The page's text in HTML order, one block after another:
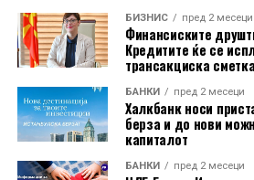
отсто. Луксембург бил
цените биле пониски од пред
отсто.
Индексот на производствените
промените на продажните цени
домашниот пазар при излезот од
не ги опфаќа увозните производи
БИЗНИС пред 2 месеци
Финансиските
Кредитите ќе се
трансакциска сметка
БАНКИ пред 2 месеци
Халкбанк носи
берза и до нови
капиталот
БАНКИ пред 2 месеци